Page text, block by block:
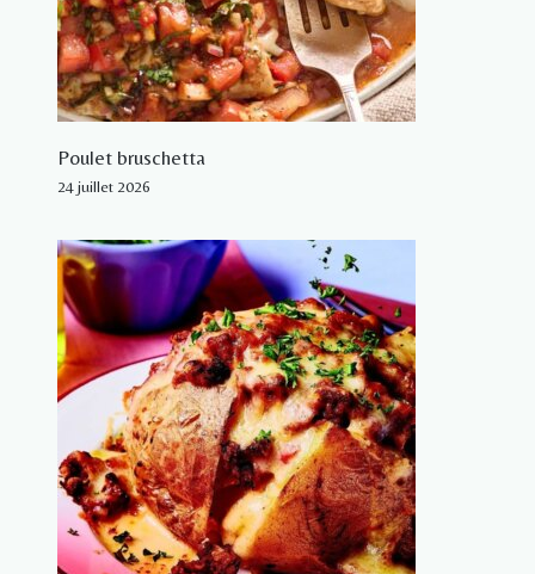
Poulet bruschetta
24 juillet 2026